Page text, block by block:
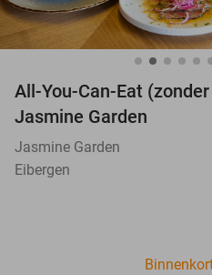
All-You-Can-Eat
Jasmine Garden
Jasmine Garden
Eibergen